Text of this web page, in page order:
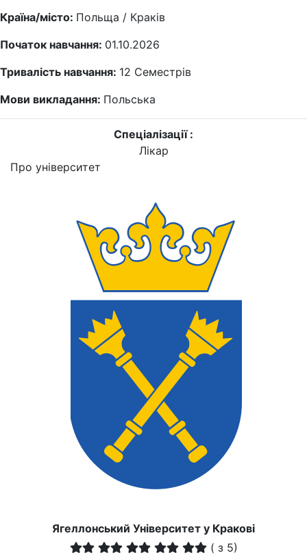
Країна/місто: Польща / Краків
Початок навчання: 01.10.2026
Тривалість навчання: 12 Семестрів
Мови викладання: Польська
Спеціалізації :
Лікар
Про університет
Ягеллонський Університет у Кракові
( з 5)